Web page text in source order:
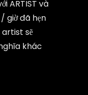
ARTIST và
giờ đã hẹn
artist sẽ
khác